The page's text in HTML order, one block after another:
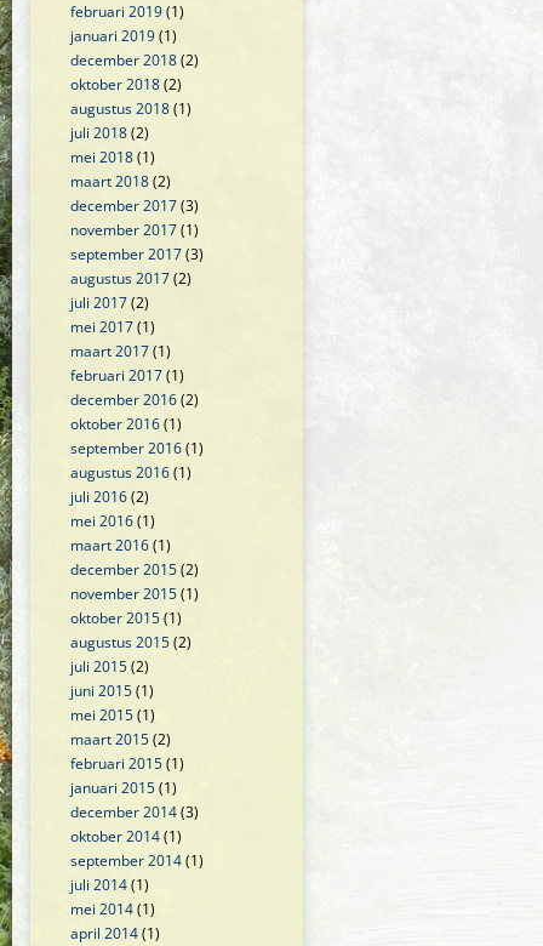
februari 2019(1)
januari 2019(1)
december 2018(2)
oktober 2018(2)
augustus 2018(1)
juli 2018(2)
mei 2018(1)
maart 2018(2)
december 2017(3)
november 2017(1)
september 2017(3)
augustus 2017(2)
juli 2017(2)
mei 2017(1)
maart 2017(1)
februari 2017(1)
december 2016(2)
oktober 2016(1)
september 2016(1)
augustus 2016(1)
juli 2016(2)
mei 2016(1)
maart 2016(1)
december 2015(2)
november 2015(1)
oktober 2015(1)
augustus 2015(2)
juli 2015(2)
juni 2015(1)
mei 2015(1)
maart 2015(2)
februari 2015(1)
januari 2015(1)
december 2014(3)
oktober 2014(1)
september 2014(1)
juli 2014(1)
mei 2014(1)
april 2014(1)